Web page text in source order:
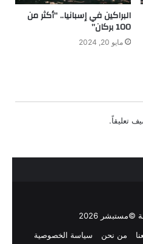
البراكين في إسبانيا.. “أكثر من
100 بركان”
مايو 20, 2024
تعليقاً.
2026
من نحن سياسة الخصوصية